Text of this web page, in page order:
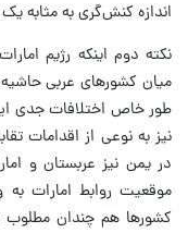
اندازه کنش‌گری به مثابه
نکته دوم اینکه رژیم
میان کشورهای عربی
طور خاص اختلافات جدی
نیز به نوعی از اقدامات
در یمن نیز عربستان و
موقعیت روابط امارات به
کشورها هم چندان مطلوب